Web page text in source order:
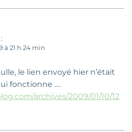
à 21 h 24 min
le lien envoyé hier n’était
fonctionne ….
archives/2009/01/10/12